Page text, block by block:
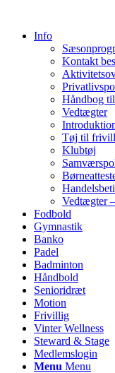
Info
Kontakt
Håndbog
Vedtægter
Tøj til
Klubtøj
Vedtægter
Fodbold
Gymnastik
Banko
Padel
Badminton
Håndbold
Senioridræt
Motion
Frivillig
Vinter Wellness
Steward & Stage
Medlemslogin
Menu Menu